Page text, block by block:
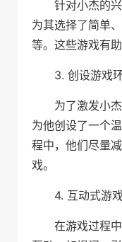
针对小杰的
为其选择了简单
等。这些游戏有
3. 创设游戏
为了激发小
为他创设了一个
程中，他们尽量
戏。
4. 互动式游
在游戏过程